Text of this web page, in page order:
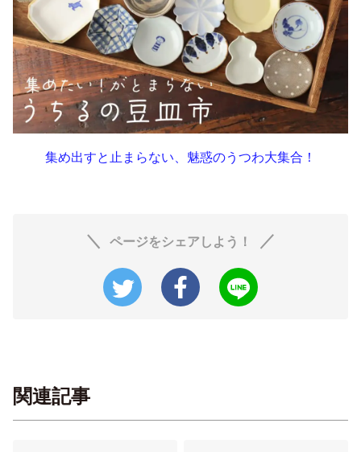
集め出すと止まらない、魅惑のうつわ大集合！
ページをシェアしよう！
関連記事